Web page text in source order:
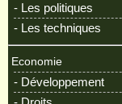
- Les politiques
- Les techniques
Economie
- Développement